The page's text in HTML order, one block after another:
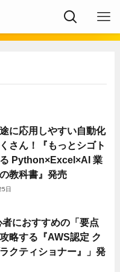
に応用しやすい自動化
さん！『もっとシゴト
Python×Excel×AI 業
教科書』発売
日
におすすめの「要点
略する『AWS認定 ク
クティショナー』」発